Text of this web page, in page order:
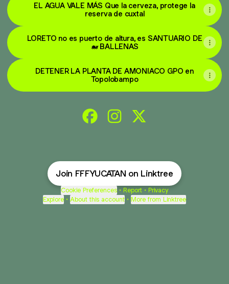
EL AGUA VALE MÁS Que la cerveza, protege la
reserva de cuxtal
LORETO no es puerto de altura, es SANTUARIO DE
🐋 BALLENAS
DETENER LA PLANTA DE AMONIACO GPO en
Topolobampo
Join FFFYUCATAN on Linktree
Cookie Preferences • Report • Privacy
Explore • About this account • More from Linktree